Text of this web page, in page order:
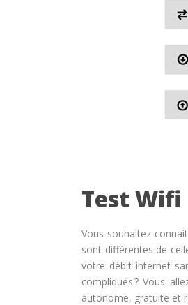
Test Wifi
Vous souhaitez
sont différentes de
votre débit internet
compliqués ? Vous
autonome, gratuite et